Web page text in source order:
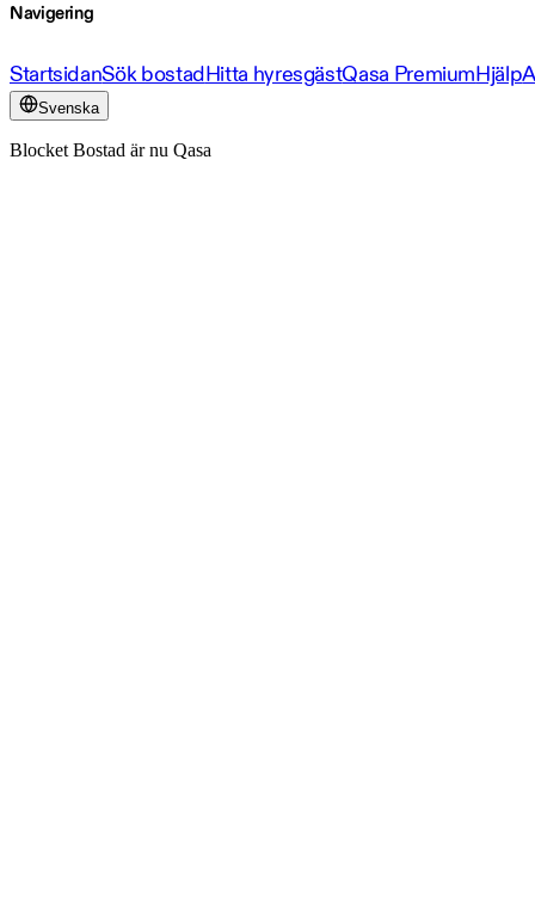
Navigering
StartsidanSök bostadHitta hyresgästQasa PremiumHjälp
Svenska
Blocket Bostad är nu Qasa